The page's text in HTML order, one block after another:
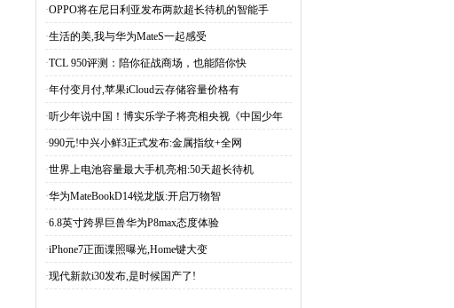
·OPPO将在尼日利亚发布两款超长待机的智能手
·生活的美,我与华为MateS一起感受
·TCL 950评测：陪你征战商场，也能陪你快
·年付变月付,苹果iCloud云存储容量价格有
·听少年说中国！博实乐学子将亮相央视《中国少年
·990元!中兴小鲜3正式发布:金属指纹+全网
·世界上电池容量最大手机亮相:50天超长待机
·华为MateBookD14锐龙版:开启万物智
·6.8英寸跨界巨兽华为P8max态度体验
·iPhone7正面谍照曝光,Home键大变
·现代新款i30发布,是时候国产了!